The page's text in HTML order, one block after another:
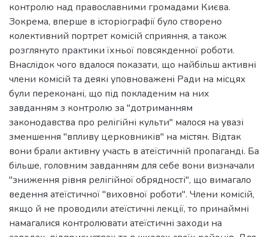
контролю над православними громадами Києва.
Зокрема, вперше в історіографії було створено
колективний портрет комісій сприяння, а також
розглянуто практики їхньої повсякденної роботи.
Внаслідок чого вдалося показати, що найбільш активні
члени комісій та деякі уповноважені Ради на місцях
були переконані, що під покладеним на них
завданням з контролю за "дотриманням
законодавства про релігійні культи" малося на увазі
зменшення "впливу церковників" на містян. Відтак
вони брали активну участь в атеїстичній пропаганді. Ба
більше, головним завданням для себе вони визначали
"зниження рівня релігійної обрядності", що вимагало
ведення атеїстичної "виховної роботи". Члени комісій,
якщо й не проводили атеїстичні лекції, то принаймні
намагалися контролювати атеїстичні заходи на